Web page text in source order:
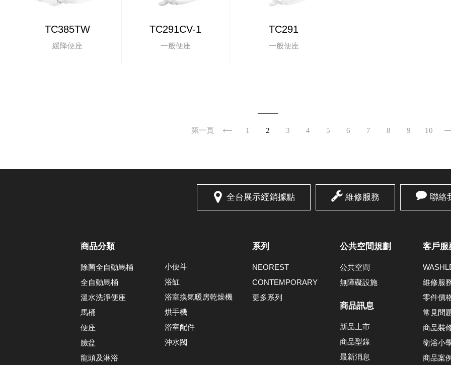
TC385TW
緩降便座
TC291CV-1
一般便座
TC291
一般便座
第一頁 1 2 3 4 5 6 7 8 9 10
全台展示經銷據點 維修服務 聯絡
商品分類
除菌全自動馬桶
全自動馬桶
溫水洗淨便座
馬桶
便座
臉盆
龍頭及淋浴
小便斗
浴缸
浴室換氣暖房乾燥機
烘手機
浴室配件
沖水閥
系列
NEOREST
CONTEMPORARY
更多系列
公共空間規劃
公共空間
無障礙設施
商品訊息
新品上市
商品型錄
最新消息
客戶服
維修服
零件價
常見問
商品裝
衛浴小
商品案